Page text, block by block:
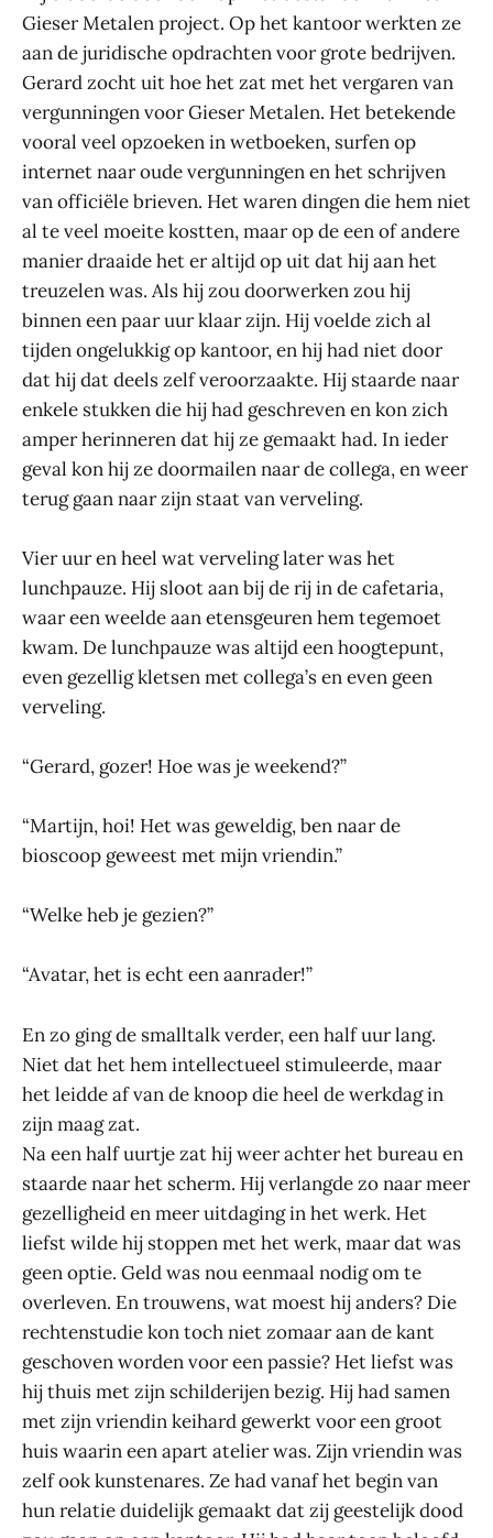
Gieser Metalen project. Op het kantoor werkten ze
aan de juridische opdrachten voor grote bedrijven.
Gerard zocht uit hoe het zat met het vergaren van
vergunningen voor Gieser Metalen. Het betekende
vooral veel opzoeken in wetboeken, surfen op
internet naar oude vergunningen en het schrijven
van officiële brieven. Het waren dingen die hem niet
al te veel moeite kostten, maar op de een of andere
manier draaide het er altijd op uit dat hij aan het
treuzelen was. Als hij zou doorwerken zou hij
binnen een paar uur klaar zijn. Hij voelde zich al
tijden ongelukkig op kantoor, en hij had niet door
dat hij dat deels zelf veroorzaakte. Hij staarde naar
enkele stukken die hij had geschreven en kon zich
amper herinneren dat hij ze gemaakt had. In ieder
geval kon hij ze doormailen naar de collega, en weer
terug gaan naar zijn staat van verveling.
Vier uur en heel wat verveling later was het
lunchpauze. Hij sloot aan bij de rij in de cafetaria,
waar een weelde aan etensgeuren hem tegemoet
kwam. De lunchpauze was altijd een hoogtepunt,
even gezellig kletsen met collega’s en even geen
verveling.
“Gerard, gozer! Hoe was je weekend?”
“Martijn, hoi! Het was geweldig, ben naar de
bioscoop geweest met mijn vriendin.”
“Welke heb je gezien?”
“Avatar, het is echt een aanrader!”
En zo ging de smalltalk verder, een half uur lang.
Niet dat het hem intellectueel stimuleerde, maar
het leidde af van de knoop die heel de werkdag in
zijn maag zat.
Na een half uurtje zat hij weer achter het bureau en
staarde naar het scherm. Hij verlangde zo naar meer
gezelligheid en meer uitdaging in het werk. Het
liefst wilde hij stoppen met het werk, maar dat was
geen optie. Geld was nou eenmaal nodig om te
overleven. En trouwens, wat moest hij anders? Die
rechtenstudie kon toch niet zomaar aan de kant
geschoven worden voor een passie? Het liefst was
hij thuis met zijn schilderijen bezig. Hij had samen
met zijn vriendin keihard gewerkt voor een groot
huis waarin een apart atelier was. Zijn vriendin was
zelf ook kunstenares. Ze had vanaf het begin van
hun relatie duidelijk gemaakt dat zij geestelijk dood